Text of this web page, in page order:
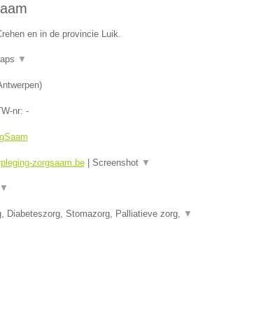
en in de provincie Luik.
▼
)
nr: -
zorgsaam.be| Screenshot ▼
▼
Diabeteszorg, Stomazorg, Palliatieve zorg, ▼